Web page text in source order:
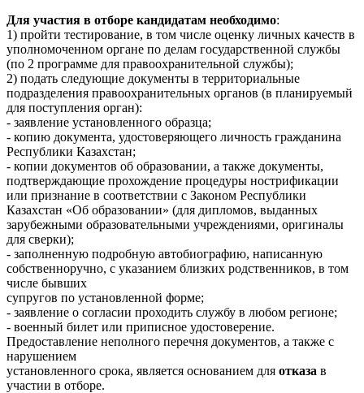
Для участия в отборе кандидатам необходимо:
1) пройти тестирование, в том числе оценку личных качеств в
уполномоченном органе по делам государственной службы
(по 2 программе для правоохранительной службы);
2) подать следующие документы в территориальные
подразделения правоохранительных органов (в планируемый
для поступления орган):
- заявление установленного образца;
- копию документа, удостоверяющего личность гражданина
Республики Казахстан;
- копии документов об образовании, а также документы,
подтверждающие прохождение процедуры нострификации
или признание в соответствии с Законом Республики
Казахстан «Об образовании» (для дипломов, выданных
зарубежными образовательными учреждениями, оригиналы
для сверки);
- заполненную подробную автобиографию, написанную
собственноручно, с указанием близких родственников, в том
числе бывших
супругов по установленной форме;
- заявление о согласии проходить службу в любом регионе;
- военный билет или приписное удостоверение.
Предоставление неполного перечня документов, а также с
нарушением
установленного срока, является основанием для отказа в
участии в отборе.